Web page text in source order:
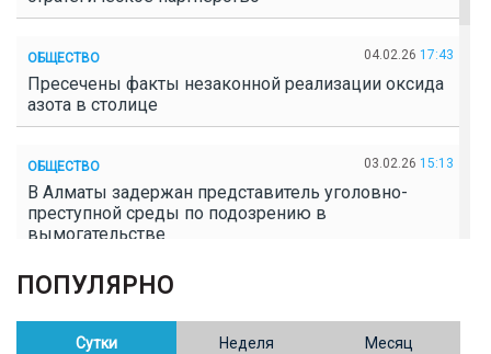
ОБЩЕСТВО 04.02.26 17:43
Пресечены факты незаконной реализации оксида
азота в столице
ОБЩЕСТВО 03.02.26 15:13
В Алматы задержан представитель уголовно-
преступной среды по подозрению в
вымогательстве
ОБЩЕСТВО
Полицейские пресекли незаконное выращивание
конопли в Таразе
ПОПУЛЯРНО
Сутки Неделя Месяц